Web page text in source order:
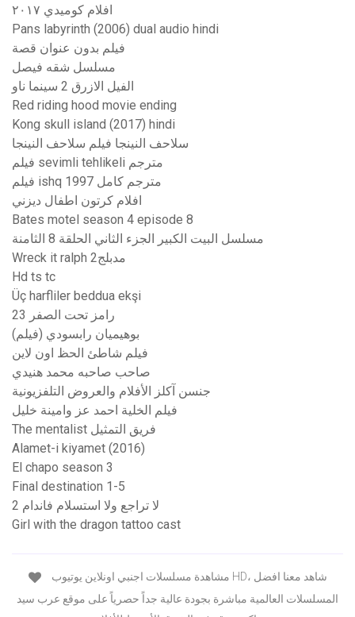
افلام كوميدي ٢٠١٧
Pans labyrinth (2006) dual audio hindi
فيلم بدون عنوان قصة
مسلسل شقه فيصل
الفيل الازرق 2 سينما ناو
Red riding hood movie ending
Kong skull island (2017) hindi
سلاحف النينجا فيلم سلاحف النينجا
فيلم sevimli tehlikeli مترجم
فيلم ishq 1997 مترجم كامل
افلام كرتون اطفال ديزني
Bates motel season 4 episode 8
مسلسل البيت الكبير الجزء الثاني الحلقة 8 الثامنة
Wreck it ralph مدبلج2
Hd ts tc
Üç harfliler beddua ekşi
رامز تحت الصفر 23
بوهيميان رابسودي (فيلم)
فيلم شاطئ الحظ اون لاين
صاحب صاحبه محمد هنيدي
جنسن آكلز الأفلام والعروض التلفزيونية
فيلم الخلية احمد عز وامينة خليل
The mentalist فريق التمثيل
Alamet-i kiyamet (2016)
El chapo season 3
Final destination 1-5
لا تراجع ولا استسلام فاندام 2
Girl with the dragon tattoo cast
المسلسلات العالمية مباشرة بجودة عالية جداً حصرياً على موقع عرب سيد